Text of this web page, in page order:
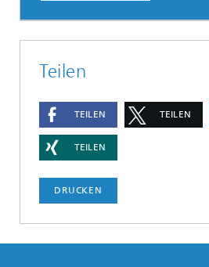
Teilen
TEILEN TEILEN
TEILEN
DRUCKEN